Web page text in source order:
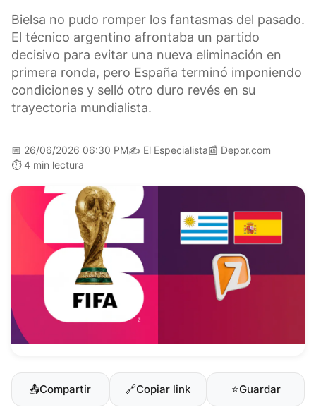
Bielsa no pudo romper los fantasmas del pasado.
El técnico argentino afrontaba un partido
decisivo para evitar una nueva eliminación en
primera ronda, pero España terminó imponiendo
condiciones y selló otro duro revés en su
trayectoria mundialista.
📅 26/06/2026 06:30 PM✍️ El Especialista📰 Depor.com
⏱️ 4 min lectura
📤Compartir 🔗Copiar link ⭐Guardar